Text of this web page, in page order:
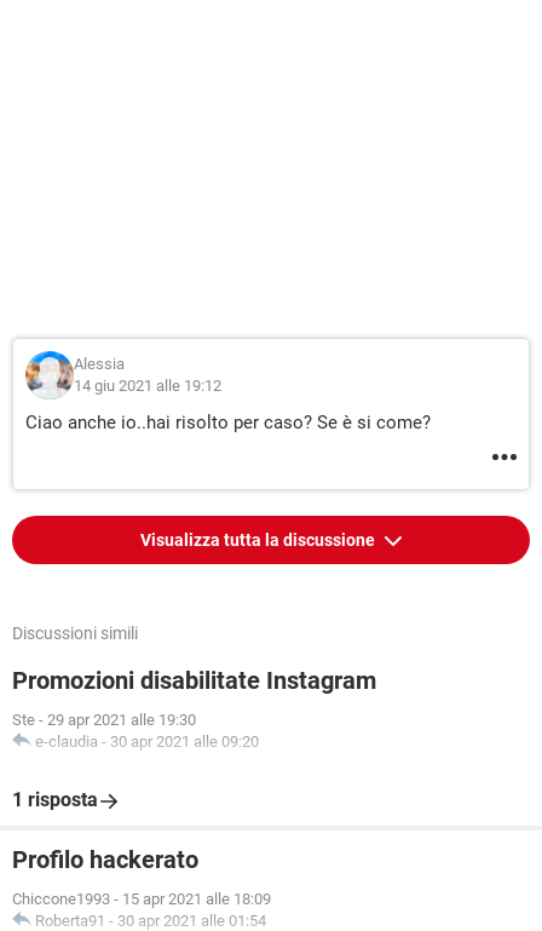
Alessia
14 giu 2021 alle 19:12
Ciao anche io..hai risolto per caso? Se è si come?
Visualizza tutta la discussione
Discussioni simili
Promozioni disabilitate Instagram
Ste - 29 apr 2021 alle 19:30
e-claudia - 30 apr 2021 alle 09:20
1 risposta
Profilo hackerato
Chiccone1993 - 15 apr 2021 alle 18:09
Roberta91 - 30 apr 2021 alle 01:54